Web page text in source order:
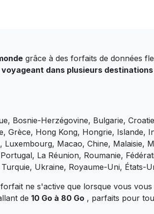
grâce à des forfaits de données
dans plusieurs
Bosnie-Herzégovine, Bulgarie,
Grèce, Hong Kong, Hongrie, Islande,
Macao, Chine, Malaisie,
La Réunion, Roumanie,
Ukraine, Royaume-Uni, États-
ne s'active que lorsque vous
de 10 Go à 80 Go , parfaits pour